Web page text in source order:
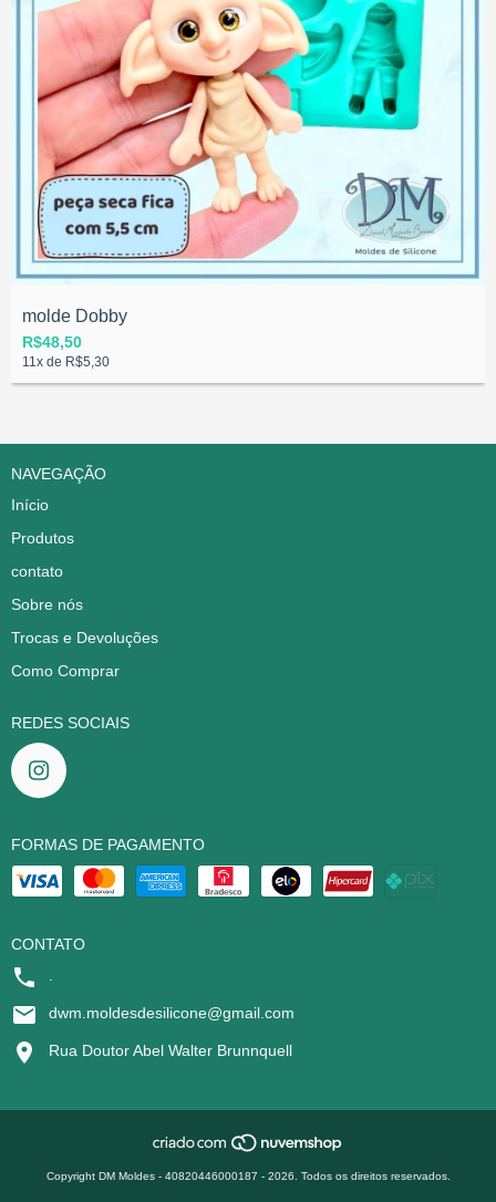
molde Dobby
R$48,50
11x de R$5,30
NAVEGAÇÃO
Início
Produtos
contato
Sobre nós
Trocas e Devoluções
Como Comprar
REDES SOCIAIS
FORMAS DE PAGAMENTO
CONTATO
dwm.moldesdesilicone@gmail.com
Rua Doutor Abel Walter Brunnquell
Copyright DM Moldes - 40820446000187 - 2026. Todos os direitos reservados.